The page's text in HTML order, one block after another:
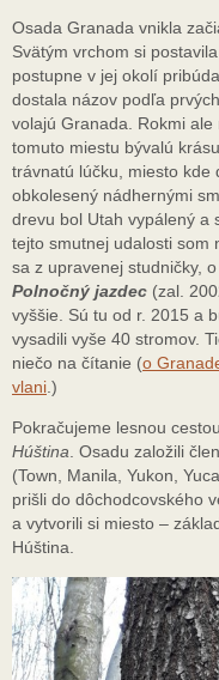
Osada Granada vnikla
Svätým vrchom si
postupne v jej okolí
dostala názov podľa
volajú Granada. Rokmi
tomuto miestu bývalú
trávnatú lúčku, miesto kde
obkolesený nádhernými
drevu bol Utah vypálený a
tejto smutnej udalosti som
sa z upravenej studničky,
Polnočný jazdec (zal.
vyššie. Sú tu od r. 2015 a
vysadili vyše 40 stromov.
niečo na čítanie (o
vlani .)
Pokračujeme lesnou
Húština. Osadu založili
(Town, Manila, Yukon,
prišli do dôchodcovského
a vytvorili si miesto –
Húština.